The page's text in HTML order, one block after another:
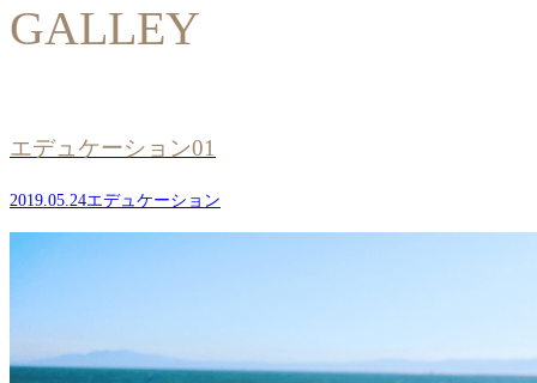
GALLEY
エデュケーション01
2019.05.24エデュケーション